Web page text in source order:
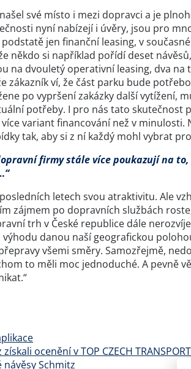
své místo i mezi dopravci a je
nyní nabízejí i úvěry, jsou pro
jen finanční leasing, v
někdo si například pořídí deset
na dvouletý operativní leasing, dva na
zákazník ví, že část parku bude
po vypršení zakázky další vytížení,
potřeby. I pro nás tato skutečnost
variant financování než v
tak, aby si z ní každý mohl vybrat
firmy stále více poukazují na
letech svou atraktivitu. Ale
zájmem po dopravních službách
trh v České republice dále
danou naší geografickou
všemi směry. Samozřejmě,
to měli moc jednoduché. A pevně
ocenění v TOP CZECH
Schmitz